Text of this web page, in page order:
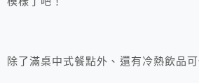
除了滿桌中式餐點外、還有冷熱飲品可